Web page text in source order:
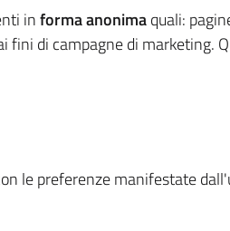
informa anonimaquali:
di campagne di marketing.
le preferenze manifestate